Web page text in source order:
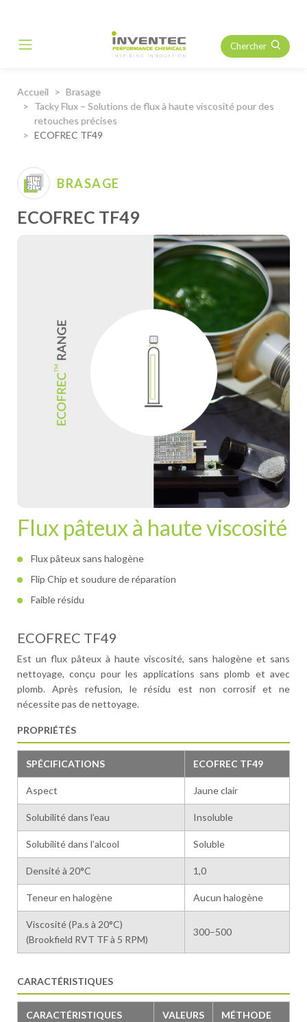
Main Navigation Chercher
Accueil
Brasage
Tacky Flux – Solutions de flux à haute viscosité pour des
retouches précises
ECOFREC TF49
BRASAGE
ECOFREC TF49
Flux pâteux à haute viscosité
Flux pâteux sans halogène
Flip Chip et soudure de réparation
Faible résidu
ECOFREC TF49
Est un flux pâteux à haute viscosité, sans halogène et sans
nettoyage, conçu pour les applications sans plomb et avec
plomb. Après refusion, le résidu est non corrosif et ne
nécessite pas de nettoyage.
PROPRIÉTÉS
SPÉCIFICATIONS ECOFREC TF49
Aspect Jaune clair
Solubilité dans l’eau Insoluble
Solubilité dans l’alcool Soluble
Densité à 20°C 1,0
Teneur en halogène Aucun halogène
Viscosité (Pa.s à 20°C)
(Brookfield RVT TF à 5 RPM)
300–500
CARACTÉRISTIQUES
CARACTÉRISTIQUES VALEURS MÉTHODE